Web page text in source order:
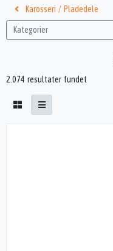
Karosseri / Pladedele
Kategorier
2.074 resultater fundet